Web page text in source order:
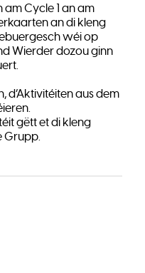
Cycle 1 an am
an di kleng
wéi op
Wierder dozou ginn
d‘Aktivitéiten aus dem
gëtt et di kleng
Grupp.